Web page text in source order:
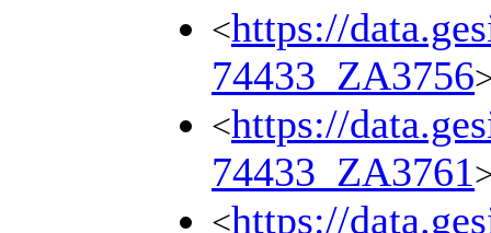
<https://
74433_ZA3756
<https://
74433_ZA3761
<https://